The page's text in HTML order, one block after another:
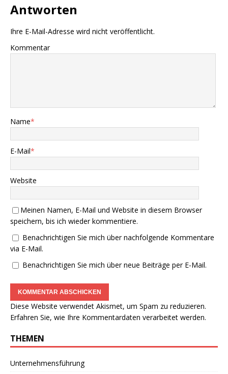
Antworten
Ihre E-Mail-Adresse wird nicht veröffentlicht.
Kommentar
Name*
E-Mail*
Website
Meinen Namen, E-Mail und Website in diesem Browser
speichern, bis ich wieder kommentiere.
Benachrichtigen Sie mich über nachfolgende Kommentare
via E-Mail.
Benachrichtigen Sie mich über neue Beiträge per E-Mail.
Diese Website verwendet Akismet, um Spam zu reduzieren.
Erfahren Sie, wie Ihre Kommentardaten verarbeitet werden.
THEMEN
Unternehmensführung